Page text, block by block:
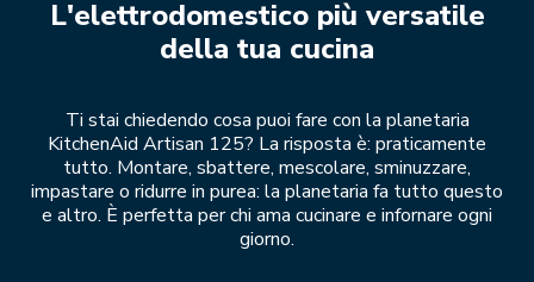
L'elettrodomestico più versatile
della tua cucina
Ti stai chiedendo cosa puoi fare con la planetaria
KitchenAid Artisan 125? La risposta è: praticamente
tutto. Montare, sbattere, mescolare, sminuzzare,
impastare o ridurre in purea: la planetaria fa tutto questo
e altro. È perfetta per chi ama cucinare e infornare ogni
giorno.